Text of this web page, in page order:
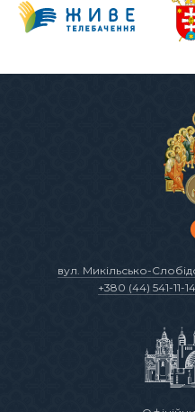
вул. Микільсько-
+380 (44) 541-11-14